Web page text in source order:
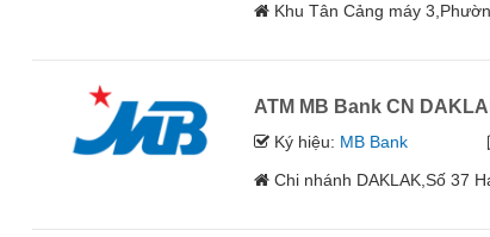
Khu Tân Cảng máy
ATM MB Bank CN
Ký hiệu: MB Bank
Chi nhánh DAKLAK,Số 37